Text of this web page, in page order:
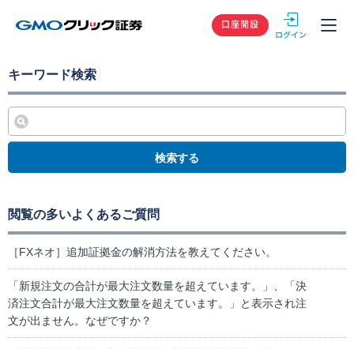
GMOクリック
口座開設
キーワード検索
検索する
閲覧の多いよくあるご質問
［FXネオ］追加証拠金の解消方法を教えてください。
「新規注文の合計が最大注文数量を超えています。」、「決
済注文合計が最大注文数量を超えています。」と表示され注
文が出ません。なぜですか？